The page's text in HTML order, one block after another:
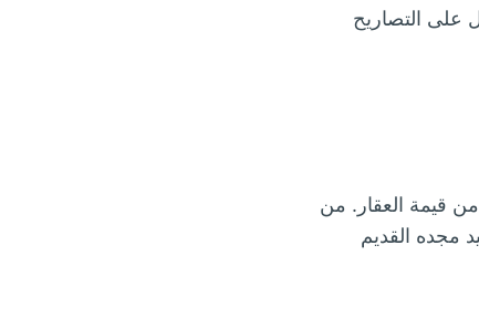
على التصاريح
من قيمة العقار. من
مجده القديم